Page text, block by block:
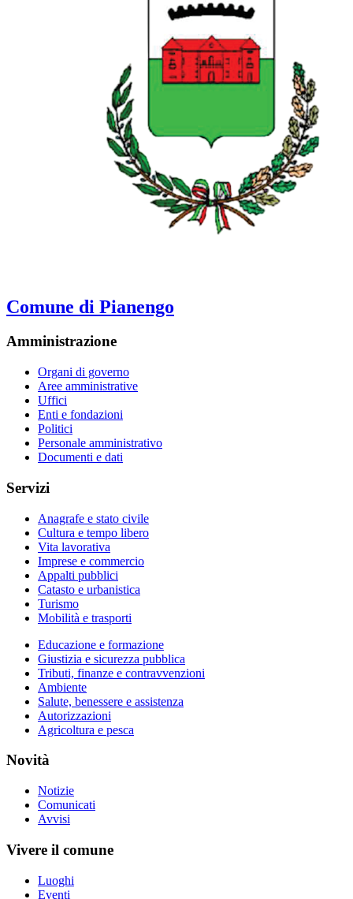
Comune di Pianengo
Amministrazione
Organi di governo
Aree amministrative
Uffici
Enti e fondazioni
Politici
Personale amministrativo
Documenti e dati
Servizi
Anagrafe e stato civile
Cultura e tempo libero
Vita lavorativa
Imprese e commercio
Appalti pubblici
Catasto e urbanistica
Turismo
Mobilità e trasporti
Educazione e formazione
Giustizia e sicurezza pubblica
Tributi, finanze e contravvenzioni
Ambiente
Salute, benessere e assistenza
Autorizzazioni
Agricoltura e pesca
Novità
Notizie
Comunicati
Avvisi
Vivere il comune
Luoghi
Eventi